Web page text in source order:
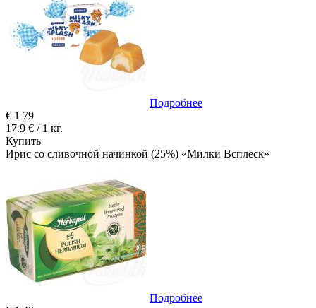
Подробнее
€ 1 79
17.9 € / 1 кг.
Купить
Ирис со сливочной начинкой (25%) «Милки Всплеск»
Подробнее